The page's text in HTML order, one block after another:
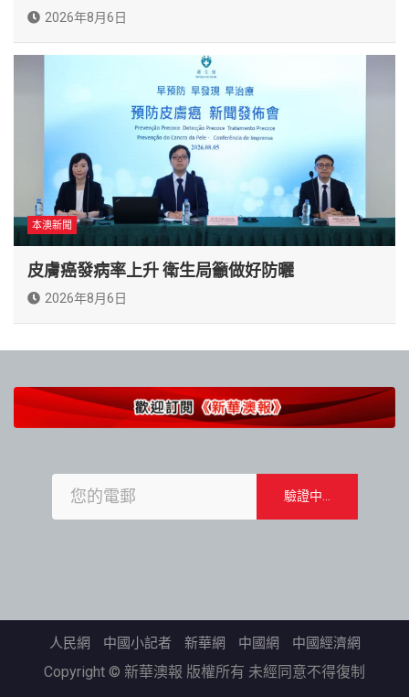
2026年8月6日
本澳新聞
皮膚癌發病率上升 衛生局籲做好防曬
2026年8月6日
人民網 中國小記者 新華網 中國網 中國經濟網
Copyright © 新華澳報 版權所有 未經同意不得復制